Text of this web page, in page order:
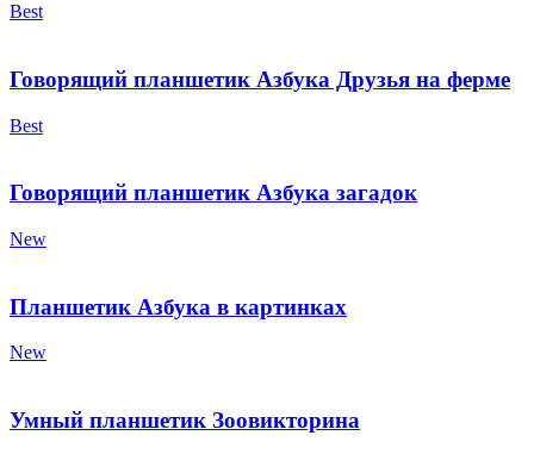
Best
Говорящий планшетик Азбука Друзья на ферме
Best
Говорящий планшетик Азбука загадок
New
Планшетик Азбука в картинках
New
Умный планшетик Зоовикторина